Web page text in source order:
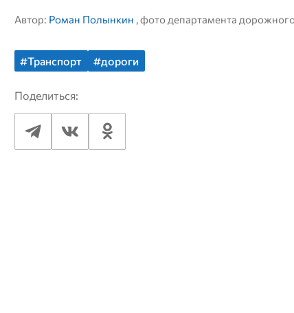
Автор: Роман Полынкин , фото департамента
#Транспорт #дороги
Поделиться: